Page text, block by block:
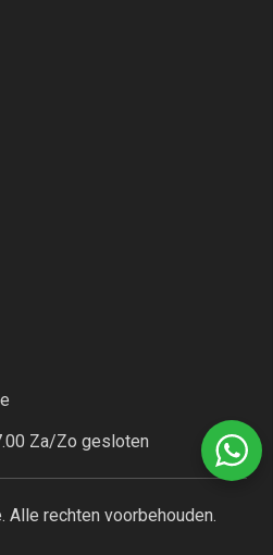
Za/Zo gesloten
rechten voorbehouden.